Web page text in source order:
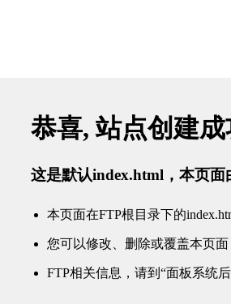
恭喜, 站点创建
这是默认index.html，本页面
本页面在FTP根目录下的
您可以修改、删除或覆盖本页面
FTP相关信息，请到“面板系统